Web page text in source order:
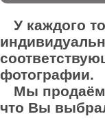
У каждого
фотографии.
Мы продаём
что Вы